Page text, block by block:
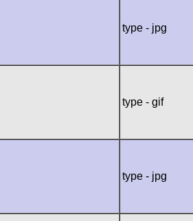
type - jpg
type - gif
type - jpg